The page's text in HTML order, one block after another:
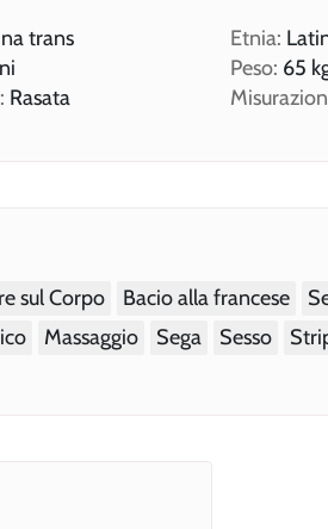
trans
Rasata
Etnia:
Peso: 65
sul Corpo Bacio alla francese
Massaggio Sega Sesso